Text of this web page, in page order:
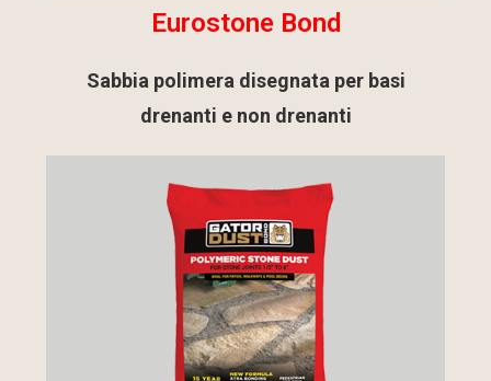
Eurostone Bond
Sabbia polimera disegnata per basi
drenanti e non drenanti